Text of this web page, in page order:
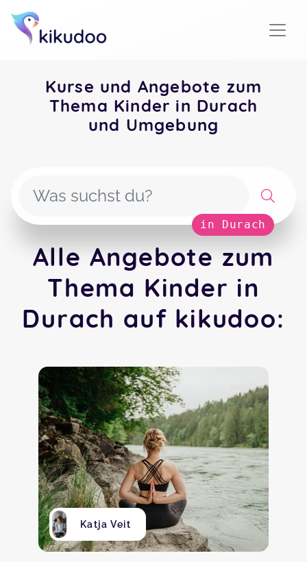
Kurse und Angebote zum
Thema Kinder in Durach
und Umgebung
in Durach
Alle Angebote zum
Thema Kinder in
Durach auf kikudoo:
Katja Veit